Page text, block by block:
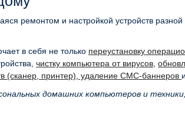
ремонтом и настройкой устройств разной
в себя не только переустановку
чистку компьютера от вирусов
(сканер, принтер) удаление СМС-баннеров
домашних компьютеров и